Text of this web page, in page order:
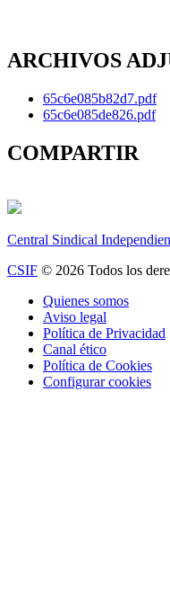
ARCHIVOS
65c6e085b82d7.pdf
65c6e085de826.pdf
COMPARTIR
Central Sindical
CSIF © 2026 Todos los
Quienes somos
Aviso legal
Política de Privacidad
Canal ético
Política de Cookies
Configurar cookies